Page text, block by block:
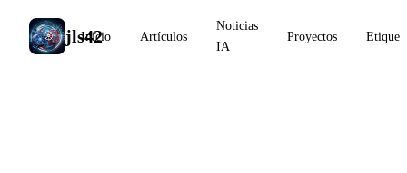
jls42
Inicio Artículos
Noticias
IA
Proyectos